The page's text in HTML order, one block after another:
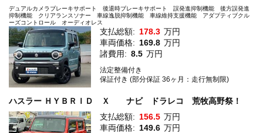
デュアルカメラブレーキサポート 後退時ブレーキサポート 誤発進抑制機能 後方誤発進
抑制機能 クリアランスソナー 車線逸脱抑制機能 車線維持支援機能 アダプティブクル
ーズコントロール オーディオレス
支払総額: 178.3 万円
車両価格: 169.8 万円
諸費用: 8.5 万円
法定整備付き
保証付き (部分保証 36ヶ月：走行無制限)
ハスラー ＨＹＢＲＩＤ Ｘ ナビ ドラレコ 荒牧高野祭！
支払総額: 156.5 万円
車両価格: 149.6 万円